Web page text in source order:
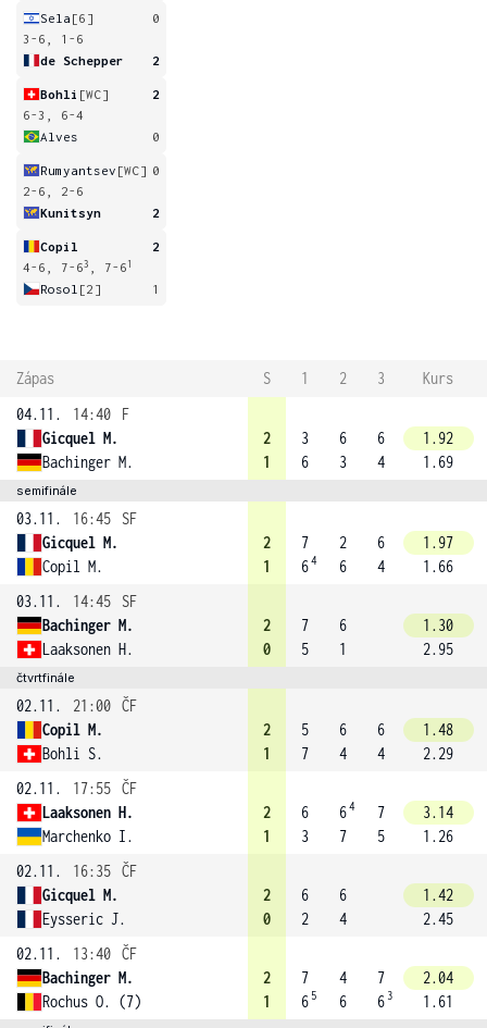
Sela [6]
0
3-6, 1-6
de Schepper
2
Bohli [WC]
2
6-3, 6-4
Alves
0
Rumyantsev [WC] 0
2-6, 2-6
Kunitsyn
2
Copil
2
4-6, 7-63 , 7-6 1
Rosol [2] 1
Zápas S 1 2 3
Kurs
04.11.
14:40
F
Gicquel M.
Bachinger M.
2
1
3
6
6
3
6
4
1.92
1.69
semifinále
03.11. 16:45
SF
Gicquel M.
Copil M.
2
1
7
64
2
6
6
4
1.97
1.66
03.11.
14:45
SF
Bachinger M.
Laaksonen H.
2
0
7
5
6
1
1.30
2.95
čtvrtfinále
02.11. 21:00 ČF
Copil M.
Bohli S.
2
1
5
7
6
4
6
4
1.48
2.29
02.11.
17:55 ČF
Laaksonen H.
Marchenko I.
2
1
6
3
64
7
7
5
3.14
1.26
02.11.
16:35 ČF
Gicquel M.
Eysseric J.
2
0
6
2
6
4
1.42
2.45
02.11.
13:40 ČF
Bachinger M.
Rochus O. (7)
2
1
7
6 5
4
6
7
6 3
2.04
1.61